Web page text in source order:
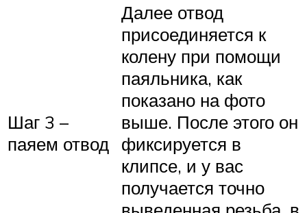
Шаг 3 –
паяем отвод
Далее отвод
присоединяется к
колену при помощи
паяльника, как
показано на фото
выше. После этого он
фиксируется в
клипсе, и у вас
получается точно